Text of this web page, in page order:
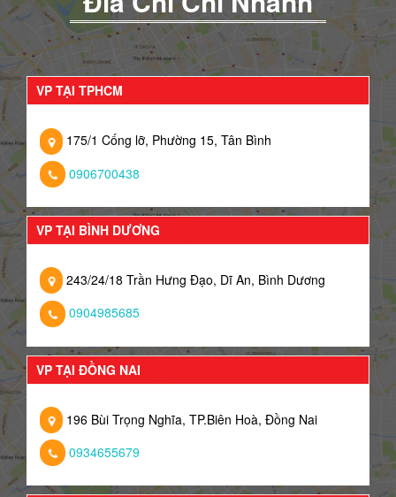
VP TẠI TPHCM
175/1 Cống lỡ, Phường 15, Tân Bình
0906700438
VP TẠI BÌNH DƯƠNG
243/24/18 Trần Hưng Đạo, Dĩ An, Bình Dương
0904985685
VP TẠI ĐỒNG NAI
196 Bùi Trọng Nghĩa, TP.Biên Hoà, Đồng Nai
0934655679